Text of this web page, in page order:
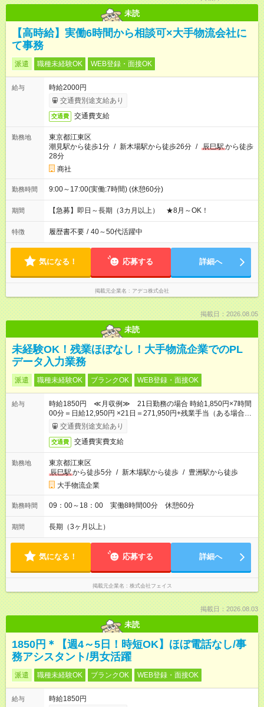
未読
【高時給】実働6時間から相談可×大手物流会社に
て事務
派遣 職種未経験OK WEB登録・面接OK
給与
時給2000円
交通費別途支給あり
交通費 交通費支給
勤務地
東京都江東区
潮見駅から徒歩1分 / 新木場駅から徒歩26分 / 辰巳駅から徒歩
28分
商社
勤務時間 9:00～17:00(実働:7時間) (休憩60分)
期間 【急募】即日～長期（3カ月以上） ★8月～OK！
特徴 履歴書不要 / 40～50代活躍中
気になる！ 応募する 詳細へ
掲載元企業名 アデコ株式会社
掲載日：2026.08.05
未読
未経験OK！残業ほぼなし！大手物流企業でのPL
データ入力業務
派遣 職種未経験OK ブランクOK WEB登録・面接OK
給与
時給1850円 ≪月収例≫ 21日勤務の場合 時給1,850円×7時間
00分＝日給12,950円 ×21日＝271,950円+残業手当（ある場合）
+交通費
交通費別途支給あり
交通費 交通費実費支給
勤務地
東京都江東区
辰巳駅から徒歩5分 / 新木場駅から徒歩 / 豊洲駅から徒歩
大手物流企業
勤務時間 09：00～18：00 実働8時間00分 休憩60分
期間 長期（3ヶ月以上）
気になる！ 応募する 詳細へ
掲載元企業名 株式会社フェイス
掲載日：2026.08.03
未読
1850円＊【週4～5日！時短OK】ほぼ電話なし/事
務アシスタント/男女活躍
派遣 職種未経験OK ブランクOK WEB登録・面接OK
給与
時給1850円